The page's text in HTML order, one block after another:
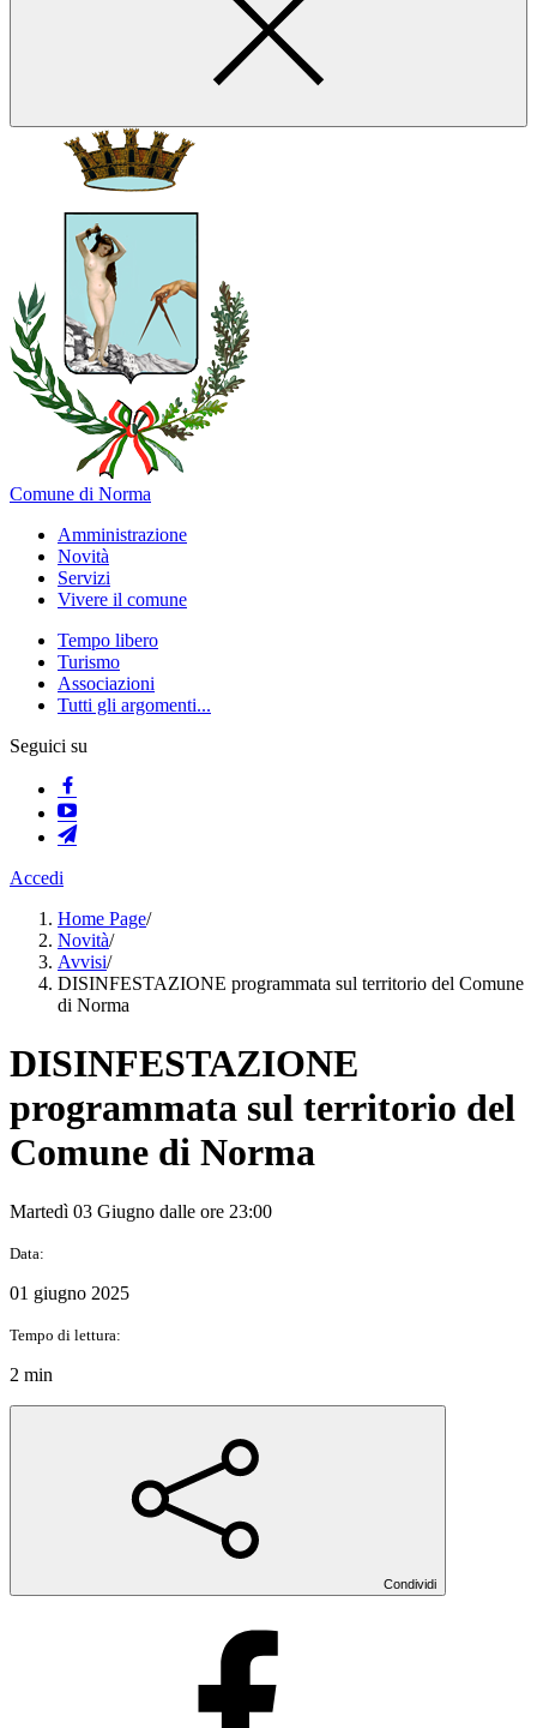
Comune di Norma
Amministrazione
Novità
Servizi
Vivere il comune
Tempo libero
Turismo
Associazioni
Tutti gli argomenti...
Seguici su
Accedi
Home Page/
Novità/
Avvisi/
DISINFESTAZIONE programmata sul territorio del Comune
di Norma
DISINFESTAZIONE
programmata sul territorio del
Comune di Norma
Martedì 03 Giugno dalle ore 23:00
Data:
01 giugno 2025
Tempo di lettura:
2 min
Condividi